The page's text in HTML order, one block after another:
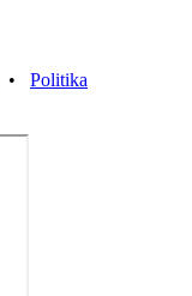
• Politika